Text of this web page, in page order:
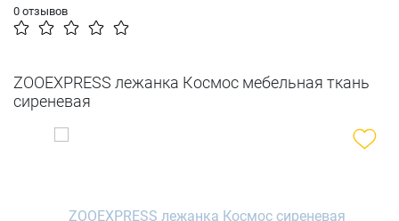
0 отзывов
ZOOEXPRESS лежанка Космос мебельная ткань
сиреневая